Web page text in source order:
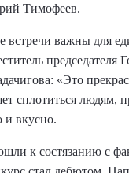
Тимофеев.
встречи важны для
председателя
«Это
сплотиться людям,
и вкусно.
к состязанию с